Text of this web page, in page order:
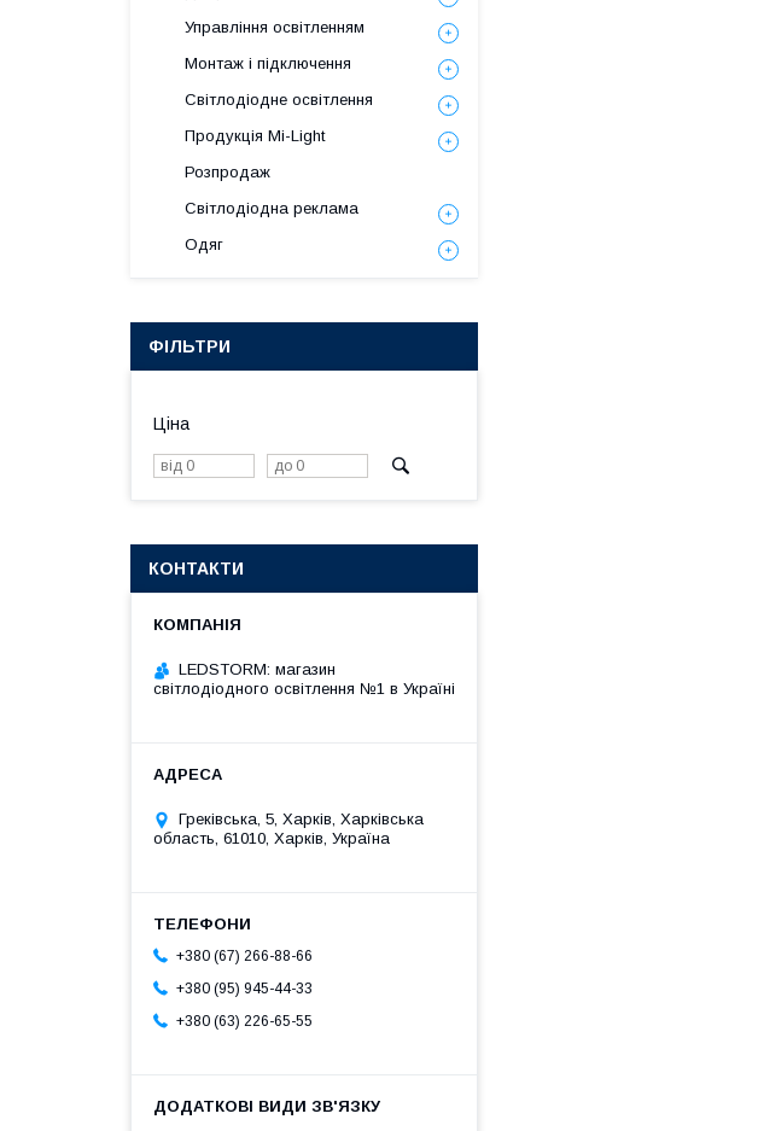
Управління освітленням
Монтаж і підключення
Світлодіодне освітлення
Продукція Mi-Light
Розпродаж
Світлодіодна реклама
Одяг
ФІЛЬТРИ
Ціна
КОНТАКТИ
LEDSTORM: магазин
світлодіодного освітлення №1 в Україні
Греківська, 5, Харків, Харківська
область, 61010, Харків, Україна
+380 (67) 266-88-66
+380 (95) 945-44-33
+380 (63) 226-65-55